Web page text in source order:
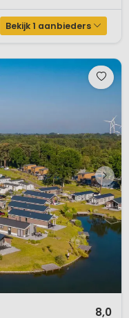
Bekijk 1 aanbieders
8,0